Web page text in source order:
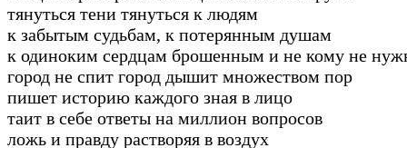
тянуться тени тянуться к людям
к забытым судьбам, к потерянным душам
к одиноким сердцам брошенным и не кому не
город не спит город дышит множеством пор
пишет историю каждого зная в лицо
таит в себе ответы на миллион вопросов
ложь и правду растворяя в воздух